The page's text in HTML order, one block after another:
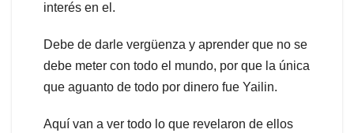
interés en el.
Debe de darle vergüenza y aprender que no se
debe meter con todo el mundo, por que la única
que aguanto de todo por dinero fue Yailin.
Aquí van a ver todo lo que revelaron de ellos